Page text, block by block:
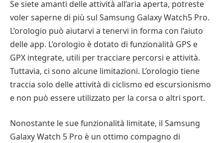
Se siete amanti delle attività all’aria aperta, potreste
voler saperne di più sul Samsung Galaxy Watch5 Pro.
L’orologio può aiutarvi a tenervi in forma con l’aiuto
delle app. L’orologio è dotato di funzionalità GPS e
GPX integrate, utili per tracciare percorsi e attività.
Tuttavia, ci sono alcune limitazioni. L’orologio tiene
traccia solo delle attività di ciclismo ed escursionismo
e non può essere utilizzato per la corsa o altri sport.
Nonostante le sue funzionalità limitate, il Samsung
Galaxy Watch 5 Pro è un ottimo compagno di